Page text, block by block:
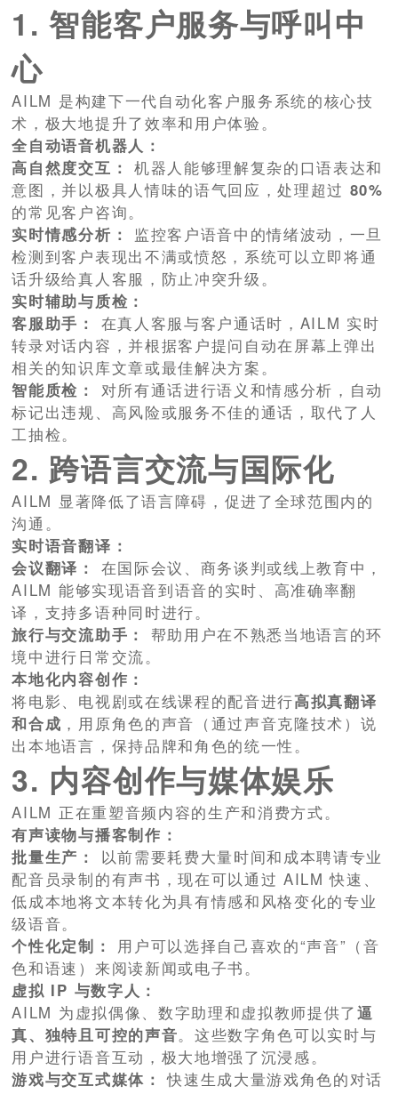
1. 智能客户服务与呼叫中
心
AILM 是构建下一代自动化客户服务系统的核心技
术，极大地提升了效率和用户体验。
全自动语音机器人：
高自然度交互：
机器人能够理解复杂的口语表达和
意图，并以极具人情味的语气回应，处理超过 80%
的常见客户咨询。
实时情感分析：
监控客户语音中的情绪波动，一旦
检测到客户表现出不满或愤怒，系统可以立即将通
话升级给真人客服，防止冲突升级。
实时辅助与质检：
客服助手：
在真人客服与客户通话时，AILM 实时
转录对话内容，并根据客户提问自动在屏幕上弹出
相关的知识库文章或最佳解决方案。
智能质检：
对所有通话进行语义和情感分析，自动
标记出违规、高风险或服务不佳的通话，取代了人
工抽检。
2. 跨语言交流与国际化
AILM 显著降低了语言障碍，促进了全球范围内的
沟通。
实时语音翻译：
会议翻译：
在国际会议、商务谈判或线上教育中，
AILM 能够实现语音到语音的实时、高准确率翻
译，支持多语种同时进行。
旅行与交流助手：
帮助用户在不熟悉当地语言的环
境中进行日常交流。
本地化内容创作：
将电影、电视剧或在线课程的配音进行高拟真翻译
和合成 ，用原角色的声音（通过声音克隆技术）说
出本地语言，保持品牌和角色的统一性。
3. 内容创作与媒体娱乐
AILM 正在重塑音频内容的生产和消费方式。
有声读物与播客制作：
批量生产：
以前需要耗费大量时间和成本聘请专业
配音员录制的有声书，现在可以通过 AILM 快速、
低成本地将文本转化为具有情感和风格变化的专业
级语音。
个性化定制：
用户可以选择自己喜欢的“声音”（音
色和语速）来阅读新闻或电子书。
虚拟 IP 与数字人：
AILM 为虚拟偶像、数字助理和虚拟教师提供了逼
真、独特且可控的声音。这些数字角色可以实时与
用户进行语音互动，极大地增强了沉浸感。
游戏与交互式媒体： 快速生成大量游戏角色的对话